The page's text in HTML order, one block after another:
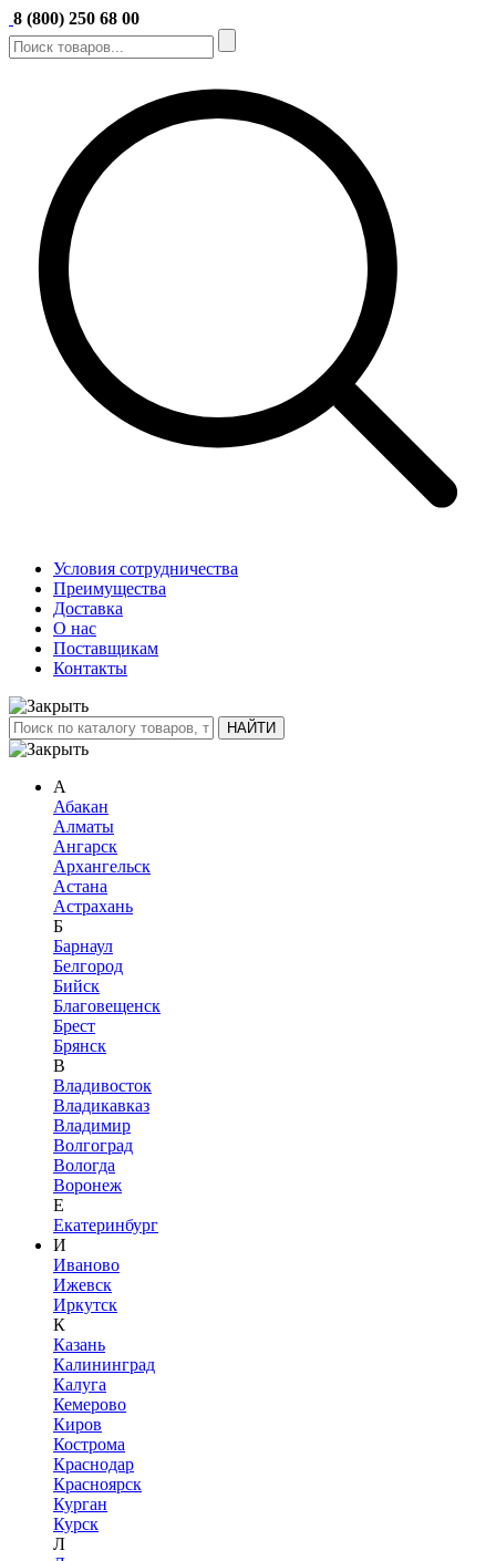
8 (800) 250 68 00
Условия сотрудничества
Преимущества
Доставка
О нас
Поставщикам
Контакты
А
Абакан
Алматы
Ангарск
Архангельск
Астана
Астрахань
Б
Барнаул
Белгород
Бийск
Благовещенск
Брест
Брянск
В
Владивосток
Владикавказ
Владимир
Волгоград
Вологда
Воронеж
Е
Екатеринбург
И
Иваново
Ижевск
Иркутск
К
Казань
Калининград
Калуга
Кемерово
Киров
Кострома
Краснодар
Красноярск
Курган
Курск
Л